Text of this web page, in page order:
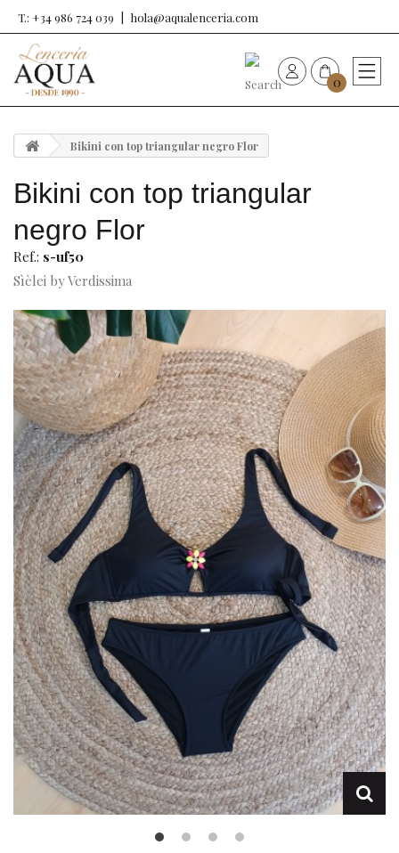
T.: +34 986 724 039 hola@aqualenceria.com
0
Sujetadores
Baño de mujer
Ropa y complementos
Lencería
Prendas moldeadoras
Hombre
Ortopedia
Outlet
Bikini con top triangular negro Flor
Bikini con top triangular
negro Flor
Ref.: s-uf50
Sìèlei by Verdissima